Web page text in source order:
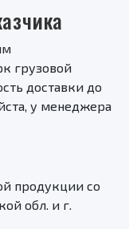
грузовой
доставки до
у менеджера
продукции со
обл. и г.